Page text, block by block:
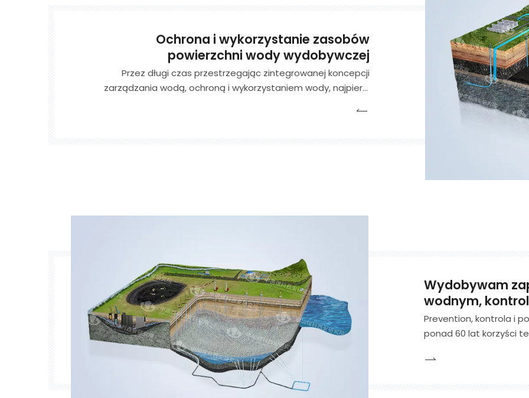
Ochrona i wykorzystanie zasobów
powierzchni wody wydobywczej
Przez długi czas przestrzegając zintegrowanej koncepcji
zarządzania wodą, ochroną i wykorzystaniem wody, najpierw
Wydobywam
wodnym,
Prevention, kontrola i
ponad 60 lat korzyści
stanu